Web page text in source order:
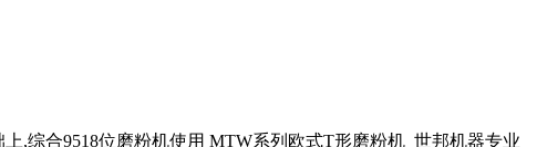
,综合9518位磨粉机使用 MTW系列欧式T形磨粉机_世邦机器专业